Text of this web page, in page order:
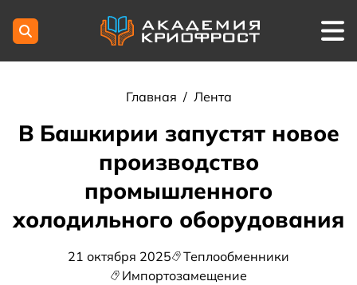
Главная / Лента
В Башкирии запустят новое
производство
промышленного
холодильного оборудования
21 октября 2025
Теплообменники
Импортозамещение